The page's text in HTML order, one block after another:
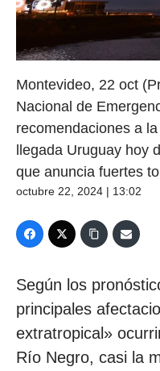
Montevideo, 22 oct
Nacional de
recomendaciones a
llegada Uruguay hoy
que anuncia fuertes
octubre 22, 2024 | 13:02
Según los
principales
extratropical»
Río Negro, casi la